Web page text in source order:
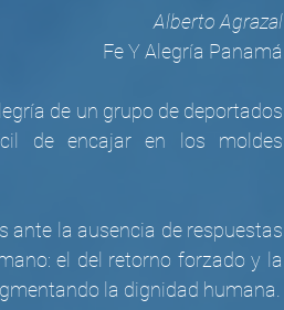
Alberto Agrazal
Fe Y Alegría Panamá
de un grupo de deportados
de encajar en los moldes
ante la ausencia de respuestas
el del retorno forzado y la
la dignidad humana.